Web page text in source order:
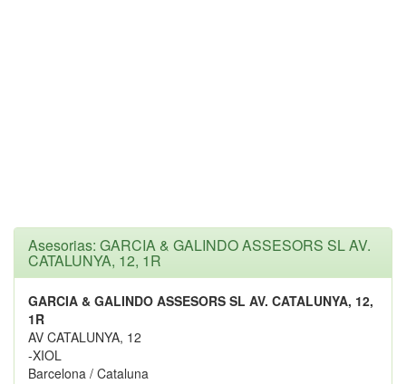
Asesorias: GARCIA & GALINDO ASSESORS SL AV.
CATALUNYA, 12, 1R
GARCIA & GALINDO ASSESORS SL AV. CATALUNYA, 12,
1R
AV CATALUNYA, 12
-XIOL
Barcelona / Cataluna